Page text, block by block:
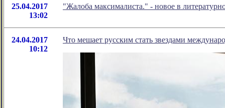
25.04.2017
13:02
"Жалоба максималиста." - новое в
24.04.2017
10:12
Что мешает русским стать звездами